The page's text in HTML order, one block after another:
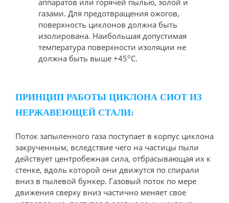
газами. Для предотвращения ожогов,
поверхность циклонов должна быть
изолирована. Наибольшая допустимая
температура поверхности изоляции не
должна быть выше +45оС.
ПРИНЦИП РАБОТЫ ЦИКЛОНА СИОТ ИЗ
НЕРЖАВЕЮЩЕЙ СТАЛИ:
Поток запыленного газа поступает в корпус циклона
закрученным, вследствие чего на частицы пыли
действует центробежная сила, отбрасывающая их к
стенке, вдоль которой они движутся по спирали
вниз в пылевой бункер. Газовый поток по мере
движения сверху вниз частично меняет свое